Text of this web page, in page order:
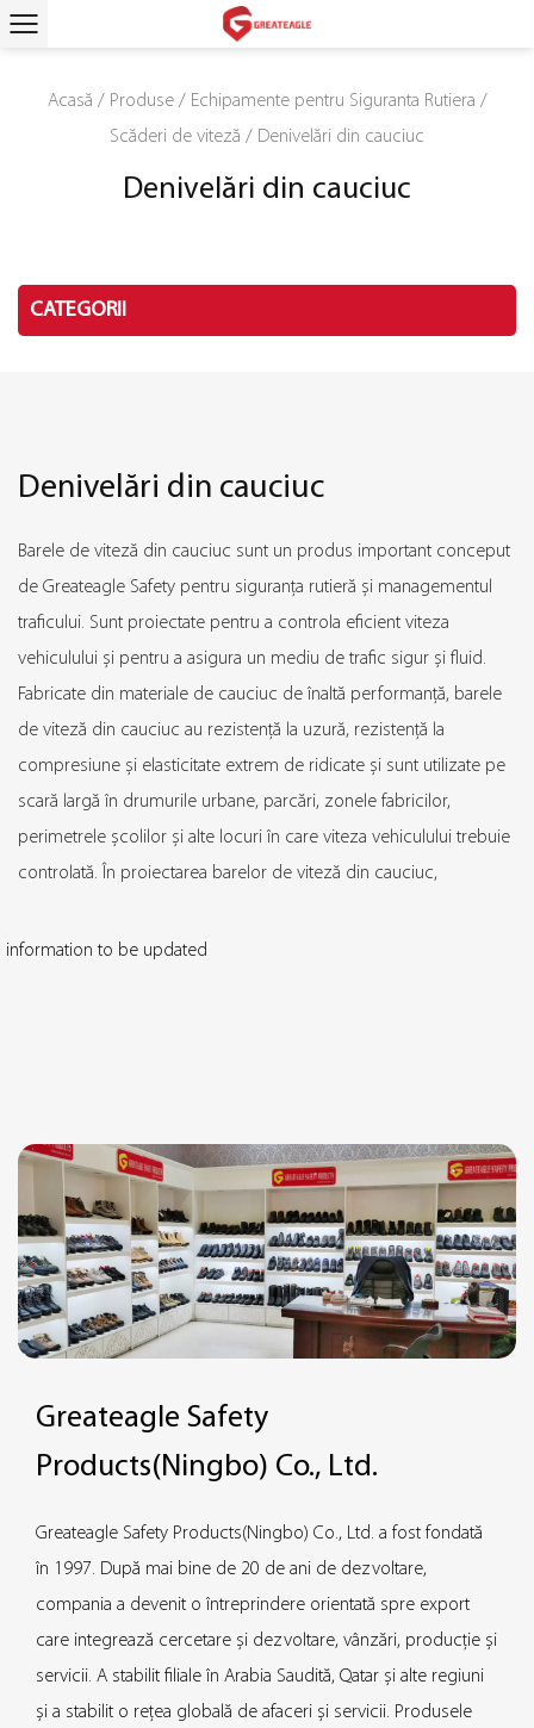
Acasă / Produse/ Echipamente pentru Siguranta Rutiera /
Scăderi de viteză / Denivelări din cauciuc
Denivelări din cauciuc
CATEGORII
Denivelări din cauciuc
Barele de viteză din cauciuc sunt un produs important conceput
de Greateagle Safety pentru siguranța rutieră și managementul
traficului. Sunt proiectate pentru a controla eficient viteza
vehiculului și pentru a asigura un mediu de trafic sigur și fluid.
Fabricate din materiale de cauciuc de înaltă performanță, barele
de viteză din cauciuc au rezistență la uzură, rezistență la
compresiune și elasticitate extrem de ridicate și sunt utilizate pe
scară largă în drumurile urbane, parcări, zonele fabricilor,
perimetrele școlilor și alte locuri în care viteza vehiculului trebuie
controlată. În proiectarea barelor de viteză din cauciuc,
intemperii și efectele reflectorizante ale materialelor pentru a se
identificate și încetinite în timp.
Cel mai mare avantaj al barelor de viteză din cauciuc este
rezistența lor excelentă la impact și durabilitatea și pot rezista la
rularea pe termen lung a roților de înaltă presiune, fără
deformare sau deteriorare. Greateagle Safety asigură că fiecare
bară de viteză din cauciuc poate funcționa la maximum într-o
control strict al calității. Indiferent dacă este vorba de
barele de viteză din cauciuc pot menține performanțe excelente
information to be updated
Greateagle Safety
Products(Ningbo) Co., Ltd.
Greateagle Safety Products(Ningbo) Co., Ltd. a fost fondată
în 1997. După mai bine de 20 de ani de dezvoltare,
compania a devenit o întreprindere orientată spre export
care integrează cercetare și dezvoltare, vânzări, producție și
servicii. A stabilit filiale în Arabia Saudită, Qatar și alte regiuni
și a stabilit o rețea globală de afaceri și servicii. Produsele